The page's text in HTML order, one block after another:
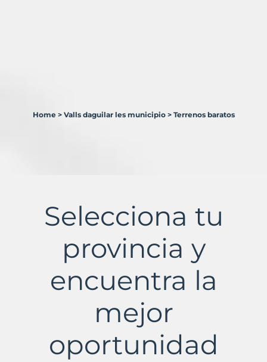
Municipio
Home > Valls daguilar les municipio > Terrenos baratos
Selecciona tu
provincia y
encuentra la
mejor
oportunidad